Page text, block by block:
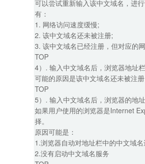
可以尝试重新输入该中文域名，进
有：
1. 网络访问速度缓慢;
2. 该中文域名还未被注册;
3. 该中文域名已经注册，但对应的
TOP
4）. 输入中文域名后，浏览器地址
可能的原因是该中文域名还未被注
TOP
5）. 输入中文域名后，浏览器的地
如果用户使用的浏览器是Internet
择。
原因可能是：
1.浏览器自动对地址栏中的中文域
2.没有启动中文域名服务